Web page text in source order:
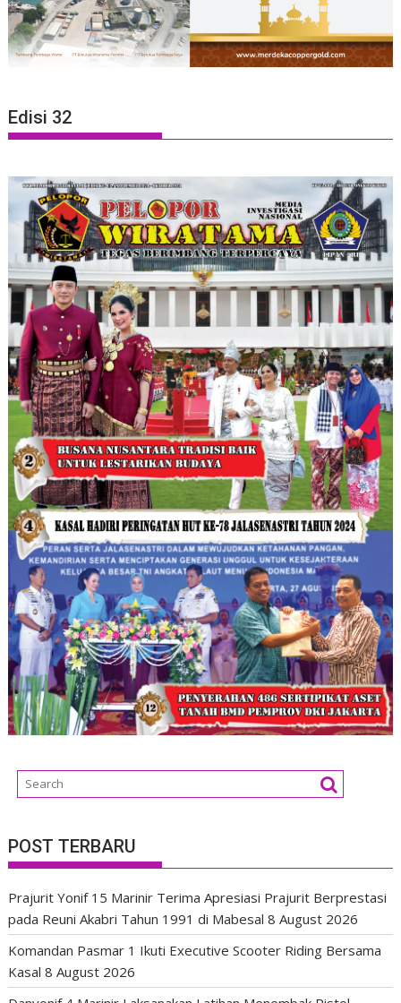
Edisi 32
POST TERBARU
Prajurit Yonif 15 Marinir Terima Apresiasi Prajurit Berprestasi
pada Reuni Akabri Tahun 1991 di Mabesal 8 August 2026
Komandan Pasmar 1 Ikuti Executive Scooter Riding Bersama
Kasal 8 August 2026